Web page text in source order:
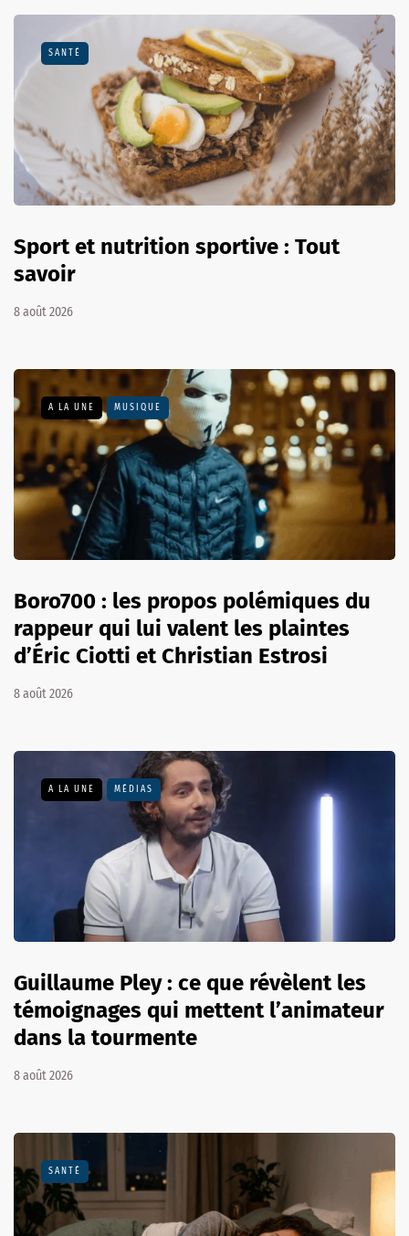
SANTÉ
Sport et nutrition sportive : Tout
savoir
8 août 2026
A LA UNE MUSIQUE
Boro700 : les propos polémiques du
rappeur qui lui valent les plaintes
d’Éric Ciotti et Christian Estrosi
8 août 2026
A LA UNE MÉDIAS
Guillaume Pley : ce que révèlent les
témoignages qui mettent l’animateur
dans la tourmente
8 août 2026
SANTÉ